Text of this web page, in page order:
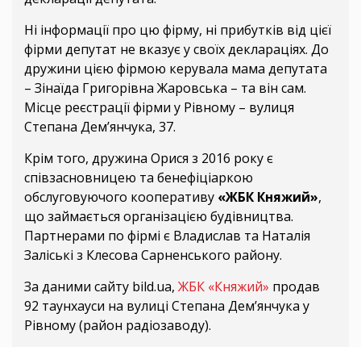
Ні інформації про цю фірму, ні прибутків від цієї
фірми депутат не вказує у своїх деклараціях. До
дружини цією фірмою керувала мама депутата
– Зінаїда Григорівна Жаровська – та він сам.
Місце реєстрації фірми у Рівному – вулиця
Степана Дем’янчука, 37.
Крім того, дружина Орися з 2016 року є
співзасновницею та бенефіціаркою
обслуговуючого кооперативу «ЖБК Княжий»,
що займається організацією будівництва.
Партнерами по фірмі є Владислав та Наталія
Заліські з Клесова Сарненського району.
За даними сайту bild.ua, ЖБК «Княжий» продав
92 таунхауси на вулиці Степана Дем’янчука у
Рівному (район радіозаводу).